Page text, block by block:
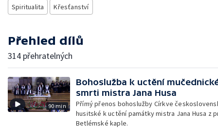
Spiritualita Křesťanství
Přehled dílů
314 přehratelných
90 min
Bohoslužba k uctění
smrti mistra Jana Husa
Přímý přenos bohoslužby Církve
husitské k uctění památky mistra Jana Husa z
Betlémské kaple.